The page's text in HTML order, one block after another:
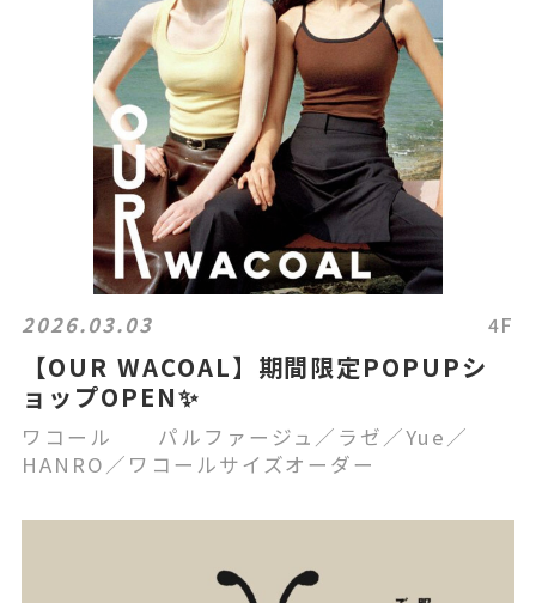
2026.03.03 4F
【OUR WACOAL】期間限定POPUPシ
ョップOPEN✨
ワコール パルファージュ／ラゼ／Yue／
HANRO／ワコールサイズオーダー